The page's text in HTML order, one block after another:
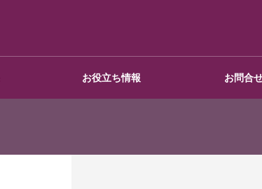
お役立ち情報 お問合
基礎講座 (後編)